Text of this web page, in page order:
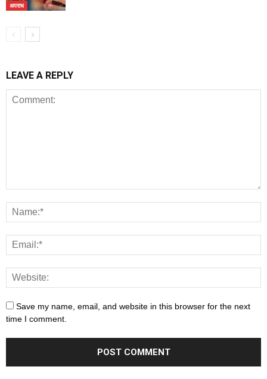
अपराध
LEAVE A REPLY
Save my name, email, and website in this browser for the next
time I comment.